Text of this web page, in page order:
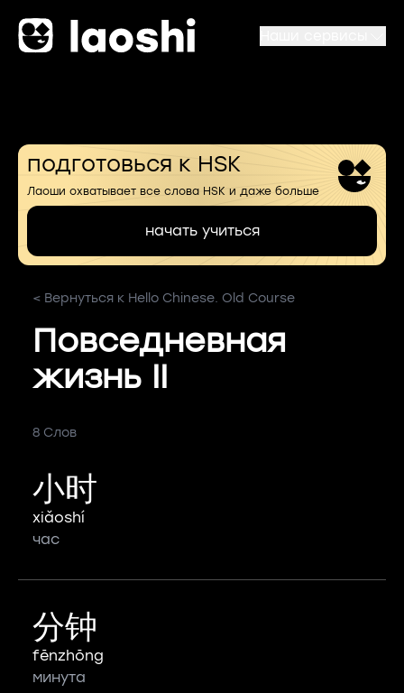
подготовься к HSK
Лаоши охватывает все слова HSK и даже больше
начать учиться
< Вернуться к Hello Chinese. Old Course
Повседневная
жизнь II
8 Слов
小时
xiǎoshí
час
分钟
fēnzhōng
минута